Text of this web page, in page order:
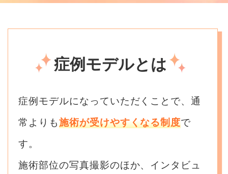
症例モデルとは
症例モデルになっていただくことで、通
常よりも施術が受けやすくなる制度で
す。
施術部位の写真撮影のほか、インタビュ